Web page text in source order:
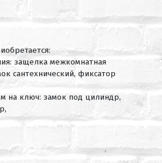
защелка межкомнатная
сантехнический, фиксатор
на ключ: замок под цилиндр,